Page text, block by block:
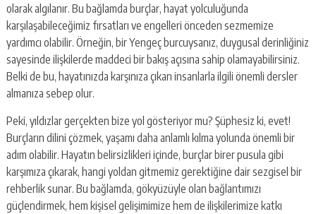
olarak algılanır. Bu bağlamda burçlar, hayat yolculuğunda
karşılaşabileceğimiz fırsatları ve engelleri önceden sezmemize
yardımcı olabilir. Örneğin, bir Yengeç burcuysanız, duygusal derinliğiniz
sayesinde ilişkilerde maddeci bir bakış açısına sahip olamayabilirsiniz.
Belki de bu, hayatınızda karşınıza çıkan insanlarla ilgili önemli dersler
almanıza sebep olur.
Peki, yıldızlar gerçekten bize yol gösteriyor mu? Şüphesiz ki, evet!
Burçların dilini çözmek, yaşamı daha anlamlı kılma yolunda önemli bir
adım olabilir. Hayatın belirsizlikleri içinde, burçlar birer pusula gibi
karşımıza çıkarak, hangi yoldan gitmemiz gerektiğine dair sezgisel bir
rehberlik sunar. Bu bağlamda, gökyüzüyle olan bağlantımızı
güçlendirmek, hem kişisel gelişimimize hem de ilişkilerimize katkı